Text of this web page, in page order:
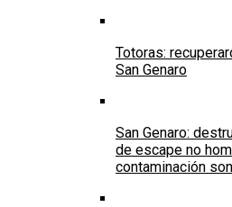
Totoras:
San Genaro
San Genaro:
de escape no
contaminación